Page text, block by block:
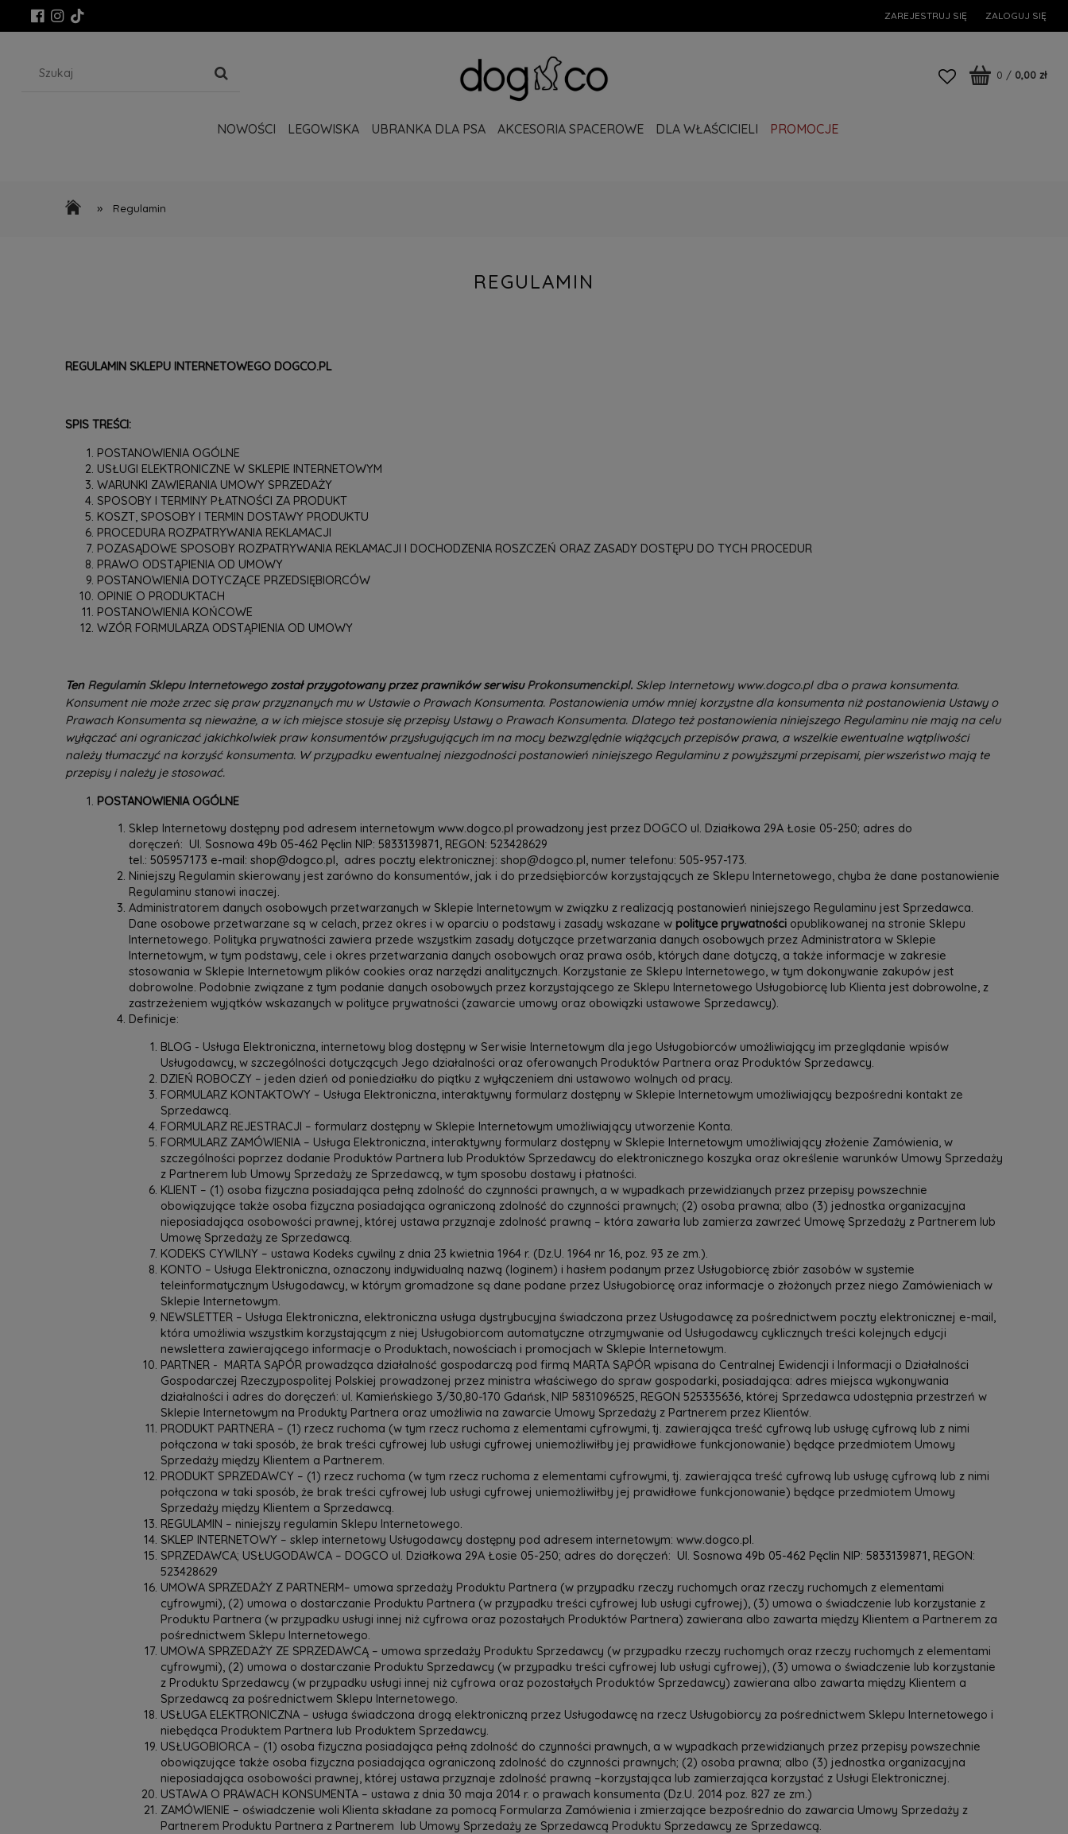
ZAREJESTRUJ SIĘ ZALOGUJ SIĘ
NOWOŚCI LEGOWISKA UBRANKA DLA PSA AKCESORIA SPACEROWE DLA WŁAŚCICIELI PROMOCJE
0 / 0,00 zł
» Regulamin
REGULAMIN
REGULAMIN SKLEPU INTERNETOWEGO DOGCO.PL
SPIS TREŚCI:
POSTANOWIENIA OGÓLNE
USŁUGI ELEKTRONICZNE W SKLEPIE INTERNETOWYM
WARUNKI ZAWIERANIA UMOWY SPRZEDAŻY
SPOSOBY I TERMINY PŁATNOŚCI ZA PRODUKT
KOSZT, SPOSOBY I TERMIN DOSTAWY PRODUKTU
PROCEDURA ROZPATRYWANIA REKLAMACJI
POZASĄDOWE SPOSOBY ROZPATRYWANIA REKLAMACJI I DOCHODZENIA ROSZCZEŃ ORAZ ZASADY DOSTĘPU DO TYCH PROCEDUR
PRAWO ODSTĄPIENIA OD UMOWY
POSTANOWIENIA DOTYCZĄCE PRZEDSIĘBIORCÓW
OPINIE O PRODUKTACH
POSTANOWIENIA KOŃCOWE
WZÓR FORMULARZA ODSTĄPIENIA OD UMOWY
Ten Regulamin Sklepu Internetowegozostał przygotowany przez prawników serwisuProkonsumencki.pl. Sklep Internetowy www.dogco.pl dba o prawa konsumenta.
Konsument nie może zrzec się praw przyznanych mu w Ustawie o Prawach Konsumenta. Postanowienia umów mniej korzystne dla konsumenta niż postanowienia Ustawy o
Prawach Konsumenta są nieważne, a w ich miejsce stosuje się przepisy Ustawy o Prawach Konsumenta. Dlatego też postanowienia niniejszego Regulaminu nie mają na celu
wyłączać ani ograniczać jakichkolwiek praw konsumentów przysługujących im na mocy bezwzględnie wiążących przepisów prawa, a wszelkie ewentualne wątpliwości
należy tłumaczyć na korzyść konsumenta. W przypadku ewentualnej niezgodności postanowień niniejszego Regulaminu z powyższymi przepisami, pierwszeństwo mają te
przepisy i należy je stosować.
POSTANOWIENIA OGÓLNE
Sklep Internetowy dostępny pod adresem internetowym www.dogco.pl prowadzony jest przez DOGCO ul. Działkowa 29A Łosie 05-250; adres do
doręczeń: Ul. Sosnowa 49b 05-462 Pęclin NIP: 5833139871, REGON: 523428629
tel.: 505957173 e-mail: shop@dogco.pl, adres poczty elektronicznej: shop@dogco.pl, numer telefonu: 505-957-173.
Niniejszy Regulamin skierowany jest zarówno do konsumentów, jak i do przedsiębiorców korzystających ze Sklepu Internetowego, chyba że dane postanowienie
Regulaminu stanowi inaczej.
Administratorem danych osobowych przetwarzanych w Sklepie Internetowym w związku z realizacją postanowień niniejszego Regulaminu jest Sprzedawca.
Dane osobowe przetwarzane są w celach, przez okres i w oparciu o podstawy i zasady wskazane w polityce prywatności opublikowanej na stronie Sklepu
Internetowego. Polityka prywatności zawiera przede wszystkim zasady dotyczące przetwarzania danych osobowych przez Administratora w Sklepie
Internetowym, w tym podstawy, cele i okres przetwarzania danych osobowych oraz prawa osób, których dane dotyczą, a także informacje w zakresie
stosowania w Sklepie Internetowym plików cookies oraz narzędzi analitycznych. Korzystanie ze Sklepu Internetowego, w tym dokonywanie zakupów jest
dobrowolne. Podobnie związane z tym podanie danych osobowych przez korzystającego ze Sklepu Internetowego Usługobiorcę lub Klienta jest dobrowolne, z
zastrzeżeniem wyjątków wskazanych w polityce prywatności (zawarcie umowy oraz obowiązki ustawowe Sprzedawcy).
Definicje:
BLOG - Usługa Elektroniczna, internetowy blog dostępny w Serwisie Internetowym dla jego Usługobiorców umożliwiający im przeglądanie wpisów
Usługodawcy, w szczególności dotyczących Jego działalności oraz oferowanych Produktów Partnera oraz Produktów Sprzedawcy.
DZIEŃ ROBOCZY – jeden dzień od poniedziałku do piątku z wyłączeniem dni ustawowo wolnych od pracy.
FORMULARZ KONTAKTOWY – Usługa Elektroniczna, interaktywny formularz dostępny w Sklepie Internetowym umożliwiający bezpośredni kontakt ze
Sprzedawcą.
FORMULARZ REJESTRACJI – formularz dostępny w Sklepie Internetowym umożliwiający utworzenie Konta.
FORMULARZ ZAMÓWIENIA – Usługa Elektroniczna, interaktywny formularz dostępny w Sklepie Internetowym umożliwiający złożenie Zamówienia, w
szczególności poprzez dodanie Produktów Partnera lub Produktów Sprzedawcy do elektronicznego koszyka oraz określenie warunków Umowy Sprzedaży
z Partnerem lub Umowy Sprzedaży ze Sprzedawcą, w tym sposobu dostawy i płatności.
KLIENT – (1) osoba fizyczna posiadająca pełną zdolność do czynności prawnych, a w wypadkach przewidzianych przez przepisy powszechnie
obowiązujące także osoba fizyczna posiadająca ograniczoną zdolność do czynności prawnych; (2) osoba prawna; albo (3) jednostka organizacyjna
nieposiadająca osobowości prawnej, której ustawa przyznaje zdolność prawną – która zawarła lub zamierza zawrzeć Umowę Sprzedaży z Partnerem lub
Umowę Sprzedaży ze Sprzedawcą.
KODEKS CYWILNY – ustawa Kodeks cywilny z dnia 23 kwietnia 1964 r. (Dz.U. 1964 nr 16, poz. 93 ze zm.).
KONTO – Usługa Elektroniczna, oznaczony indywidualną nazwą (loginem) i hasłem podanym przez Usługobiorcę zbiór zasobów w systemie
teleinformatycznym Usługodawcy, w którym gromadzone są dane podane przez Usługobiorcę oraz informacje o złożonych przez niego Zamówieniach w
Sklepie Internetowym.
NEWSLETTER – Usługa Elektroniczna, elektroniczna usługa dystrybucyjna świadczona przez Usługodawcę za pośrednictwem poczty elektronicznej e-mail,
która umożliwia wszystkim korzystającym z niej Usługobiorcom automatyczne otrzymywanie od Usługodawcy cyklicznych treści kolejnych edycji
newslettera zawierającego informacje o Produktach, nowościach i promocjach w Sklepie Internetowym.
PARTNER - MARTA SĄPÓR prowadząca działalność gospodarczą pod firmą MARTA SĄPÓR wpisana do Centralnej Ewidencji i Informacji o Działalności
Gospodarczej Rzeczypospolitej Polskiej prowadzonej przez ministra właściwego do spraw gospodarki, posiadająca: adres miejsca wykonywania
działalności i adres do doręczeń: ul. Kamieńskiego 3/30,80-170 Gdańsk, NIP 5831096525, REGON 525335636, której Sprzedawca udostępnia przestrzeń w
Sklepie Internetowym na Produkty Partnera oraz umożliwia na zawarcie Umowy Sprzedaży z Partnerem przez Klientów.
PRODUKT PARTNERA – (1) rzecz ruchoma (w tym rzecz ruchoma z elementami cyfrowymi, tj. zawierająca treść cyfrową lub usługę cyfrową lub z nimi
połączona w taki sposób, że brak treści cyfrowej lub usługi cyfrowej uniemożliwiłby jej prawidłowe funkcjonowanie) będące przedmiotem Umowy
Sprzedaży między Klientem a Partnerem.
PRODUKT SPRZEDAWCY – (1) rzecz ruchoma (w tym rzecz ruchoma z elementami cyfrowymi, tj. zawierająca treść cyfrową lub usługę cyfrową lub z nimi
połączona w taki sposób, że brak treści cyfrowej lub usługi cyfrowej uniemożliwiłby jej prawidłowe funkcjonowanie) będące przedmiotem Umowy
Sprzedaży między Klientem a Sprzedawcą.
REGULAMIN – niniejszy regulamin Sklepu Internetowego.
SKLEP INTERNETOWY – sklep internetowy Usługodawcy dostępny pod adresem internetowym: www.dogco.pl.
SPRZEDAWCA; USŁUGODAWCA – DOGCO ul. Działkowa 29A Łosie 05-250; adres do doręczeń: Ul. Sosnowa 49b 05-462 Pęclin NIP: 5833139871, REGON:
523428629
UMOWA SPRZEDAŻY Z PARTNERM– umowa sprzedaży Produktu Partnera (w przypadku rzeczy ruchomych oraz rzeczy ruchomych z elementami
cyfrowymi), (2) umowa o dostarczanie Produktu Partnera (w przypadku treści cyfrowej lub usługi cyfrowej), (3) umowa o świadczenie lub korzystanie z
Produktu Partnera (w przypadku usługi innej niż cyfrowa oraz pozostałych Produktów Partnera) zawierana albo zawarta między Klientem a Partnerem za
pośrednictwem Sklepu Internetowego.
UMOWA SPRZEDAŻY ZE SPRZEDAWCĄ – umowa sprzedaży Produktu Sprzedawcy (w przypadku rzeczy ruchomych oraz rzeczy ruchomych z elementami
cyfrowymi), (2) umowa o dostarczanie Produktu Sprzedawcy (w przypadku treści cyfrowej lub usługi cyfrowej), (3) umowa o świadczenie lub korzystanie
z Produktu Sprzedawcy (w przypadku usługi innej niż cyfrowa oraz pozostałych Produktów Sprzedawcy) zawierana albo zawarta między Klientem a
Sprzedawcą za pośrednictwem Sklepu Internetowego.
USŁUGA ELEKTRONICZNA – usługa świadczona drogą elektroniczną przez Usługodawcę na rzecz Usługobiorcy za pośrednictwem Sklepu Internetowego i
niebędąca Produktem Partnera lub Produktem Sprzedawcy.
USŁUGOBIORCA – (1) osoba fizyczna posiadająca pełną zdolność do czynności prawnych, a w wypadkach przewidzianych przez przepisy powszechnie
obowiązujące także osoba fizyczna posiadająca ograniczoną zdolność do czynności prawnych; (2) osoba prawna; albo (3) jednostka organizacyjna
nieposiadająca osobowości prawnej, której ustawa przyznaje zdolność prawną –korzystająca lub zamierzająca korzystać z Usługi Elektronicznej.
USTAWA O PRAWACH KONSUMENTA – ustawa z dnia 30 maja 2014 r. o prawach konsumenta (Dz.U. 2014 poz. 827 ze zm.)
ZAMÓWIENIE – oświadczenie woli Klienta składane za pomocą Formularza Zamówienia i zmierzające bezpośrednio do zawarcia Umowy Sprzedaży z
Partnerem Produktu Partnera z Partnerem lub Umowy Sprzedaży ze Sprzedawcą Produktu Sprzedawcy ze Sprzedawcą.